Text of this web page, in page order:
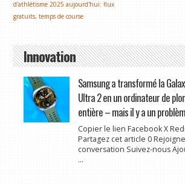
d'athlétisme 2025 aujourd'hui: flux
gratuits, temps de course
Innovation
Samsung a transformé la
Ultra 2 en un ordinateur de
entière – mais il y a un
Copier le lien Facebook X
Partagez cet article 0
conversation Suivez-nous
...